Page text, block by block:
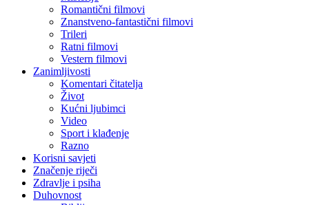
Romantični filmovi
Znanstveno-fantastični filmovi
Trileri
Ratni filmovi
Vestern filmovi
Zanimljivosti
Komentari čitatelja
Život
Kućni ljubimci
Video
Sport i klađenje
Razno
Korisni savjeti
Značenje riječi
Zdravlje i psiha
Duhovnost